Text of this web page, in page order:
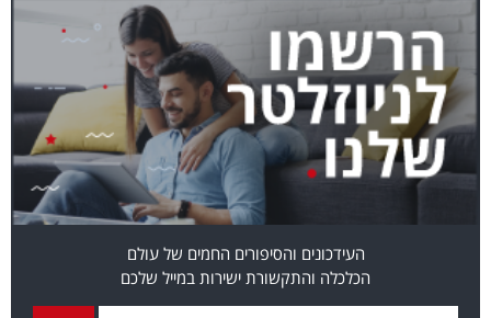
העידכונים והסיפורים החמים של עולם
הכלכלה והתקשורת ישירות במייל שלכם